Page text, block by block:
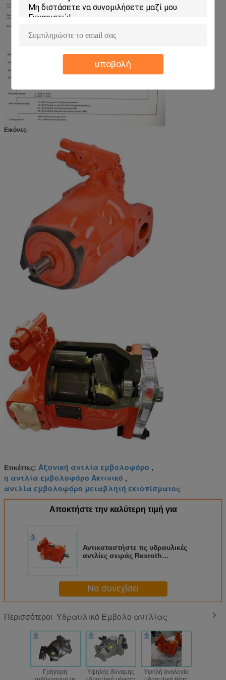
υποβολή
Εικόνες-
Ετικέττες: Αξονική αντλία εμβολοφόρο ,
η αντλία εμβολοφόρο Ακτινικό ,
αντλία εμβολοφόρο μεταβλητή εκτοπίσματος
Αποκτήστε την καλύτερη τιμή για
Αντικαταστήστε τις υδραυλικές
αντλίες σειράς Rexroth
Να συνεχίσει
Περισσότεροι Υδραυλικό Έμβολο αντλίας
Γρήγορη
Υψηλής δύναμης
Υψηλή αναλογία